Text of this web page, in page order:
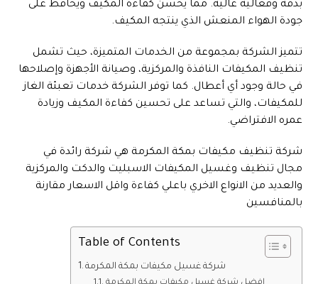
بدقة وفعالية عالية. مما يحسن كفاءة المكيف ويحافظ على
جودة الهواء المنعش الذي ينتجه المكيف.
تتميز الشركة بمجموعة من الخدمات المتميزة، حيث تشمل
تنظيف المكيفات النافذة والمركزية، وصيانة الأجهزة وإصلاحها
في حالة وجود أي أعطال. كما توفر الشركة خدمات تعبئة الغاز
للمكيفات، والتي تساعد على تحسين كفاءة المكيف وزيادة
عمره الافتراضي.
شركة تنظيف مكيفات بمكة المكرمة هي شركة رائدة في
مجال تنظيف وغسيل المكيفات الاسبليت والدكت والمركزية
والعديد من الانواع الاخري باعلي كفاءة واقل الاسعار مقارنة
بالمنافسين
Table of Contents
شركة غسيل مكيفات بمكة المكرمة